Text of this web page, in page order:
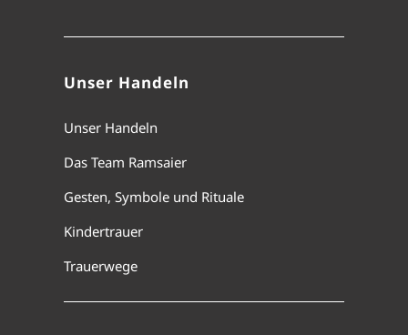
Unser Handeln
Unser Handeln
Das Team Ramsaier
Gesten, Symbole und Rituale
Kindertrauer
Trauerwege